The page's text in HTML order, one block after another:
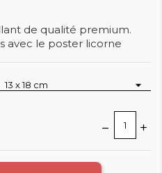
de qualité premium.
avec le poster licorne